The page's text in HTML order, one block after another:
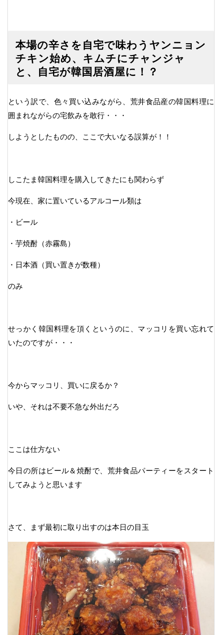
本場の辛さを自宅で味わうヤンニョン
チキン始め、キムチにチャンジャ
と、自宅が韓国居酒屋に！？
という訳で、色々買い込みながら、荒井食品産の韓国料理に
囲まれながらの宅飲みを敢行・・・
しようとしたものの、ここで大いなる誤算が！！
しこたま韓国料理を購入してきたにも関わらず
今現在、家に置いているアルコール類は
・ビール
・芋焼酎（赤霧島）
・日本酒（買い置きが数種）
のみ
せっかく韓国料理を頂くというのに、マッコリを買い忘れて
いたのですが・・・
今からマッコリ、買いに戻るか？
いや、それは不要不急な外出だろ
ここは仕方ない
今日の所はビール＆焼酎で、荒井食品パーティーをスタート
してみようと思います
さて、まず最初に取り出すのは本日の目玉